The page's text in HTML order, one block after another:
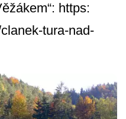
https:
tura-nad-